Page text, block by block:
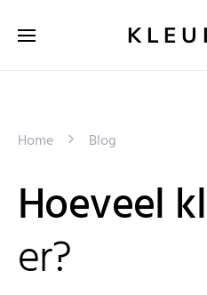
Home Blog
Hoeveel
er?